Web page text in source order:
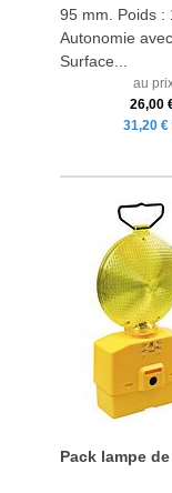
95 mm. Poids :
Autonomie
Surface...
au
26,00
31,20 €
Pack lampe